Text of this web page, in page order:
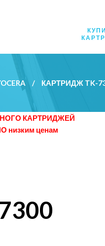
/ КАРТРИДЖ TK-
КАРТРИДЖЕЙ
низким ценам